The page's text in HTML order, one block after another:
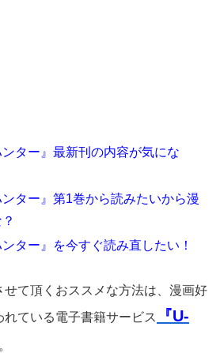
ター』最新刊の内容が気にな
ター』第1巻から読みたいから漫
ター』を今すぐ読み直したい！
せて頂くおススメな方法は、漫画好
ている電子書籍サービス
『U-